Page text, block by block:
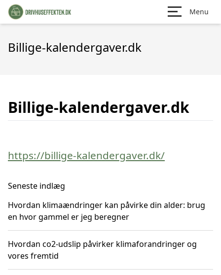
Menu
Billige-kalendergaver.dk
Billige-kalendergaver.dk
https://billige-kalendergaver.dk/
Seneste indlæg
Hvordan klimaændringer kan påvirke din alder: brug
en hvor gammel er jeg beregner
Hvordan co2-udslip påvirker klimaforandringer og
vores fremtid